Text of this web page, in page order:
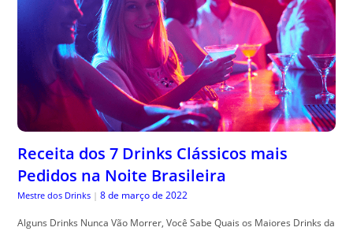
Receita dos 7 Drinks Clássicos mais
Pedidos na Noite Brasileira
Mestre dos Drinks | 8 de março de 2022
Alguns Drinks Nunca Vão Morrer, Você Sabe Quais os Maiores Drinks da